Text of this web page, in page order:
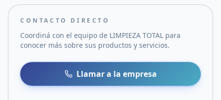
CONTACTO DIRECTO
Coordiná con el equipo de LIMPIEZA TOTAL para
conocer más sobre sus productos y servicios.
Llamar a la empresa